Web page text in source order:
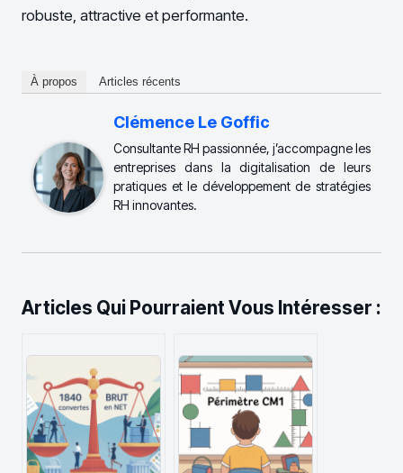
robuste, attractive et performante.
À propos Articles récents
Clémence Le Goffic
Consultante RH passionnée, j’accompagne les
entreprises dans la digitalisation de leurs
pratiques et le développement de stratégies
RH innovantes.
Articles Qui Pourraient Vous Intéresser :